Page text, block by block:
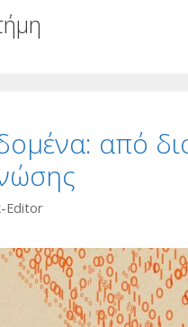
από
Editor